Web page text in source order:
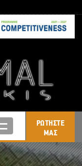
ΡΩΤΗΣΤΕ
ΜΑΣ